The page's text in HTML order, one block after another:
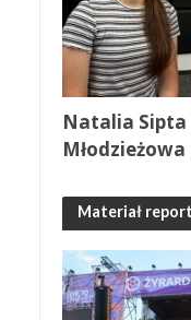
Natalia Sipta
Materiał